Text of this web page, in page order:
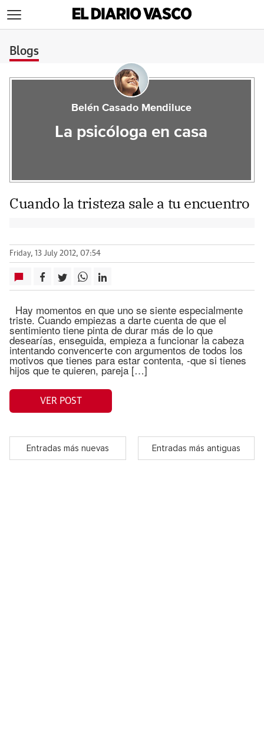
Blogs
Belén Casado Mendiluce
La psicóloga en casa
Cuando la tristeza sale a tu encuentro
Friday, 13 July 2012, 07:54
Hay momentos en que uno se siente especialmente
triste. Cuando empiezas a darte cuenta de que el
sentimiento tiene pinta de durar más de lo que
desearías, enseguida, empieza a funcionar la cabeza
intentando convencerte con argumentos de todos los
motivos que tienes para estar contenta, -que si tienes
hijos que te quieren, pareja […]
VER POST
Entradas más nuevas Entradas más antiguas